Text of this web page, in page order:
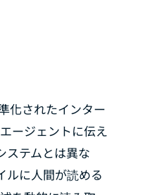
化されたインター
ージェントに伝え
ステムとは異な
ルに人間が読める